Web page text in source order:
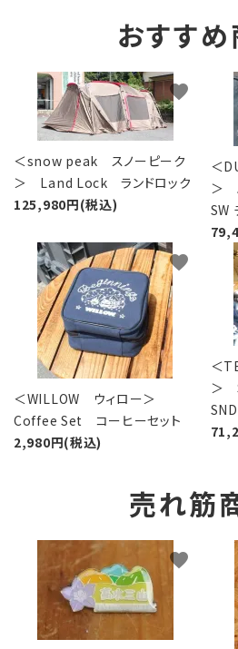
おすすめ
＜snow peak スノーピーク
＞ Land Lock ランドロック
125,980円(税込)
favorite
＜
＞
SW
＜WILLOW ウィロー＞
Coffee Set コーヒーセット
2,980円(税込)
favorite
＜
＞
売れ筋
favorite